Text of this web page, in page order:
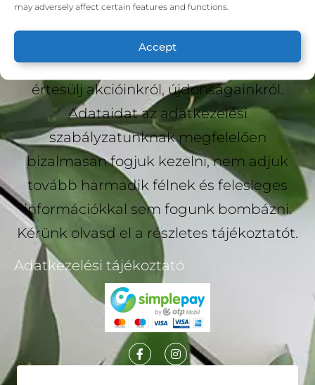
may adversely affect certain features and functions.
Accept
Hírlevél
Iratkozz fel hírlevelünkre, hogy elsőként
értesülj akcióinkról, újdonságainkról.
Adataidat az adatkezelési
szabályzatunknak megfelelően
bizalmasan fogjuk kezelni, nem adjuk
tovább harmadik félnek és felesleges
információkkal sem fogunk bombázni.
Kérünk olvasd el a részletes tájékoztatót.
Adatkezelési tájékoztató